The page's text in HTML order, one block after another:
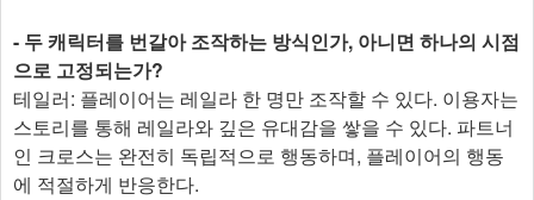
- 두 캐릭터를 번갈아 조작하는 방식인가, 아니면 하나의 시점
으로 고정되는가?
테일러: 플레이어는 레일라 한 명만 조작할 수 있다. 이용자는
스토리를 통해 레일라와 깊은 유대감을 쌓을 수 있다. 파트너
인 크로스는 완전히 독립적으로 행동하며, 플레이어의 행동
에 적절하게 반응한다.